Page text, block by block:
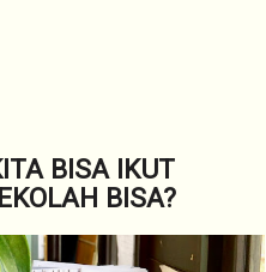
BISA IKUT
BISA?